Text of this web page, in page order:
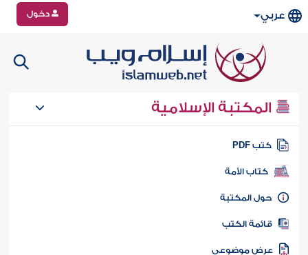
عربي دخول
المكتبة الإسلامية
كتب PDF
كتاب الأمة
المكتبة